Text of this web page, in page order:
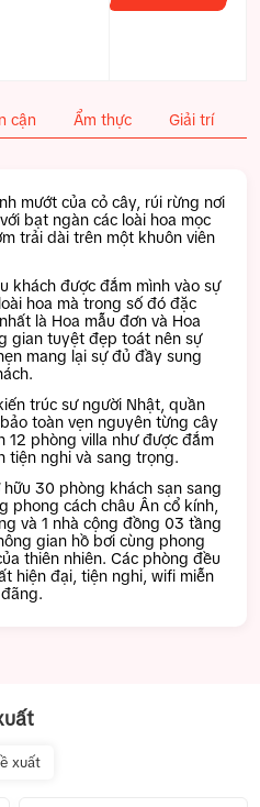
cận Ẩm thực Giải trí
mướt của cỏ cây, rúi rừng nơi
bạt ngàn các loài hoa mọc
trải dài trên một khuôn viên
khách được đắm mình vào sự
hoa mà trong số đó đặc
là Hoa mẫu đơn và Hoa
gian tuyệt đẹp toát nên sự
mang lại sự đủ đầy sung
trúc sư người Nhật, quần
toàn vẹn nguyên từng cây
12 phòng villa như được đắm
tiện nghi và sang trọng.
hữu 30 phòng khách sạn sang
phong cách châu Ân cổ kính,
và 1 nhà cộng đồng 03 tầng
gian hồ bơi cùng phong
thiên nhiên. Các phòng đều
hiện đại, tiện nghi, wifi miễn
xuất